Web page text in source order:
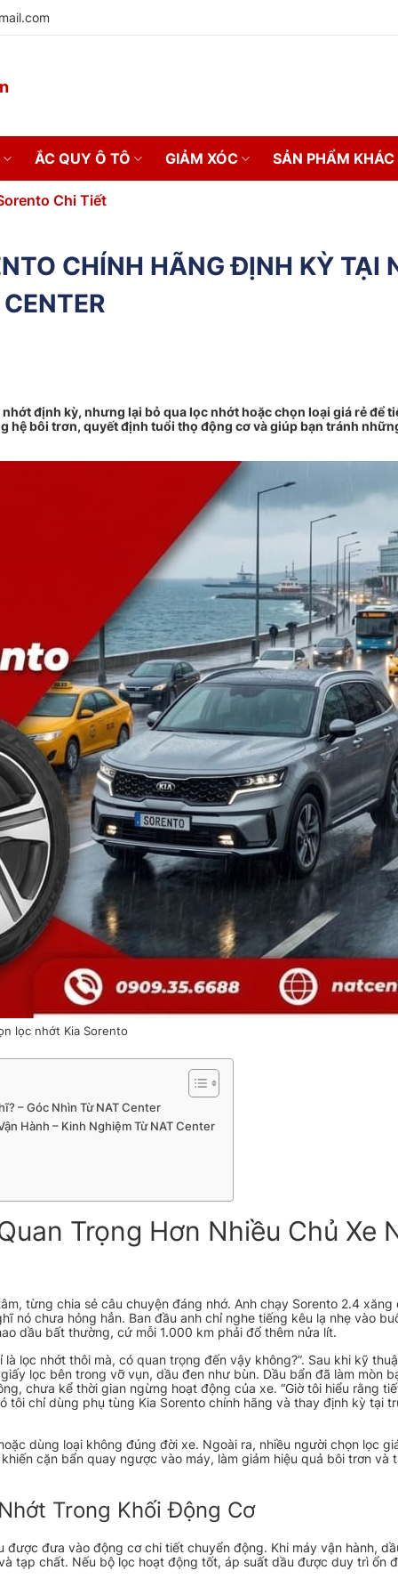
ẮC QUY Ô TÔ GIẢM XÓC SẢN PHẨM KHÁC
Chi Tiết
CHÍNH HÃNG ĐỊNH KỲ TẠI
CENTER
định kỳ, nhưng lại bỏ qua lọc nhớt hoặc chọn loại giá rẻ để
hệ bôi trơn, quyết định tuổi thọ động cơ và giúp bạn tránh
lọc nhớt Kia Sorento
– Góc Nhìn Từ NAT Center
Hành – Kinh Nghiệm Từ NAT Center
Trọng Hơn Nhiều Chủ Xe
từng chia sẻ câu chuyện đáng nhớ. Anh chạy Sorento 2.4
nó chưa hỏng hẳn. Ban đầu anh chỉ nghe tiếng kêu lạ nhẹ vào
dầu bất thường, cứ mỗi 1.000 km phải đổ thêm nửa lít.
lọc nhớt thôi mà, có quan trọng đến vậy không?”. Sau khi kỹ
lọc bên trong vỡ vụn, dầu đen như bùn. Dầu bẩn đã làm mòn
chưa kể thời gian ngừng hoạt động của xe. “Giờ tôi hiểu rằng
chỉ dùng phụ tùng Kia Sorento chính hãng và thay định kỳ tại
dùng loại không đúng đời xe. Ngoài ra, nhiều người chọn lọc
cặn bẩn quay ngược vào máy, làm giảm hiệu quả bôi trơn và
Trong Khối Động Cơ
đưa vào động cơ chi tiết chuyển động. Khi máy vận hành,
tạp chất. Nếu bộ lọc hoạt động tốt, áp suất dầu được duy trì ổn